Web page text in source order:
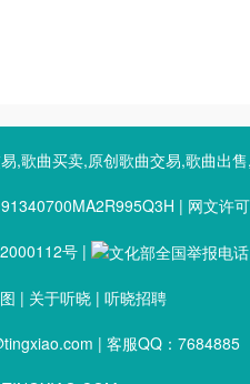
,歌曲买卖,原创歌曲交易,歌曲出
| 网文许
号 |
| 关于听晓 | 听晓招聘
| 客服QQ：7684885